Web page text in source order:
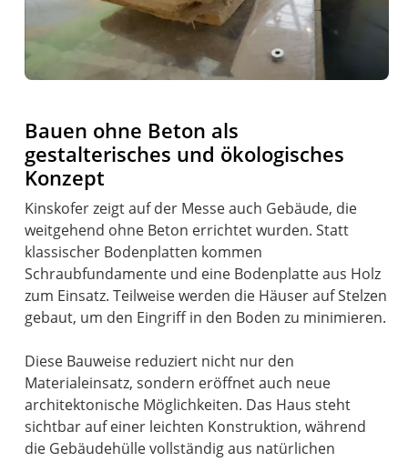
Bauen ohne Beton als
gestalterisches und ökologisches
Konzept
Kinskofer zeigt auf der Messe auch Gebäude, die
weitgehend ohne Beton errichtet wurden. Statt
klassischer Bodenplatten kommen
Schraubfundamente und eine Bodenplatte aus Holz
zum Einsatz. Teilweise werden die Häuser auf Stelzen
gebaut, um den Eingriff in den Boden zu minimieren.
Diese Bauweise reduziert nicht nur den
Materialeinsatz, sondern eröffnet auch neue
architektonische Möglichkeiten. Das Haus steht
sichtbar auf einer leichten Konstruktion, während
die Gebäudehülle vollständig aus natürlichen